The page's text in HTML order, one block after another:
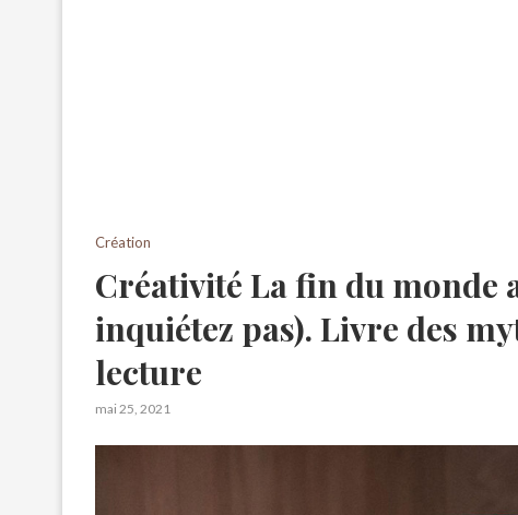
Création
Créativité La fin du monde
inquiétez pas). Livre des
lecture
mai 25, 2021